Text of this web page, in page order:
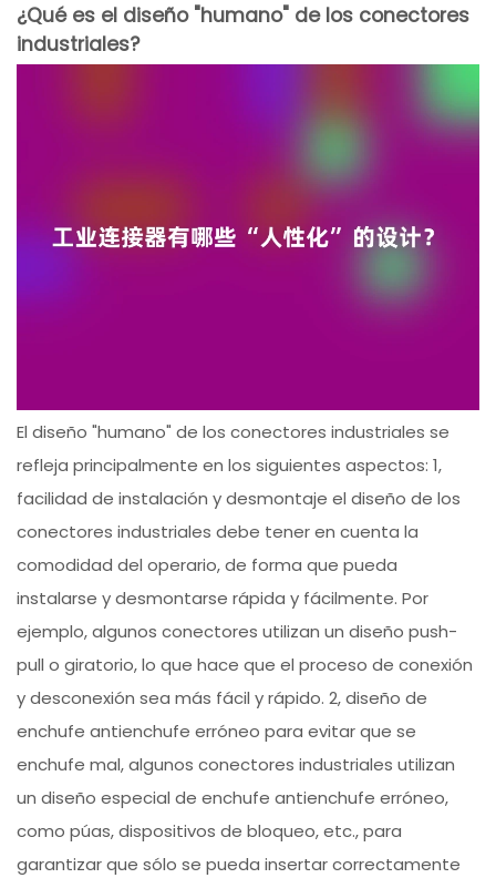
¿Qué es el diseño "humano" de los conectores
industriales?
El diseño "humano" de los conectores industriales se
refleja principalmente en los siguientes aspectos: 1,
facilidad de instalación y desmontaje el diseño de los
conectores industriales debe tener en cuenta la
comodidad del operario, de forma que pueda
instalarse y desmontarse rápida y fácilmente. Por
ejemplo, algunos conectores utilizan un diseño push-
pull o giratorio, lo que hace que el proceso de conexión
y desconexión sea más fácil y rápido. 2, diseño de
enchufe antienchufe erróneo para evitar que se
enchufe mal, algunos conectores industriales utilizan
un diseño especial de enchufe antienchufe erróneo,
como púas, dispositivos de bloqueo, etc., para
garantizar que sólo se pueda insertar correctamente